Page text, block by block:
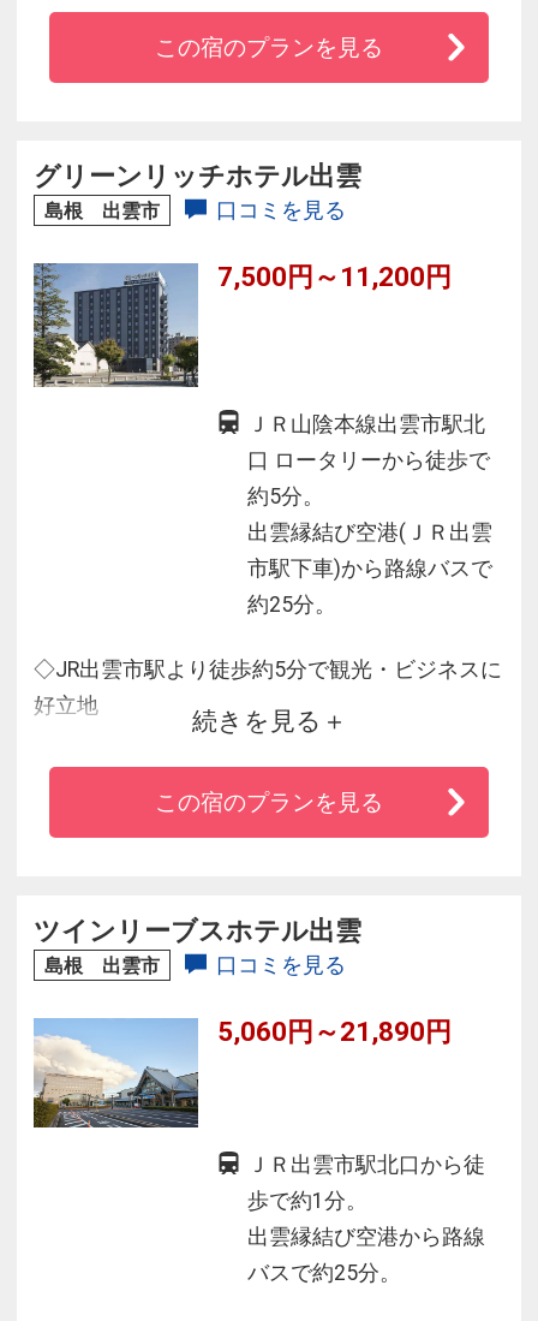
イキング
◇極上の癒し人口温泉大浴場が館内にございま
たオリジナルブランドの寝具を使用
◇全室WiFi完備
この宿のプランを見る
グリーンリッチホテル出雲
島根 出雲市 口コミを見る
7,500円～11,200円
ＪＲ山陰本線出雲市駅北
口 ロータリーから徒歩で
約5分。
出雲縁結び空港(ＪＲ出雲
市駅下車)から路線バスで
約25分。
◇JR出雲市駅より徒歩約5分で観光・ビジネスに
好立地
◇館内には男女別炭酸カルシウム人工温泉大浴
場・露天風呂がございます
◇旬の食材をふんだんに取り入れた和洋朝食バ
の寝具を使用し快適な眠りを追求
◇全客室有線LAN、無料Wi-Fi完備
続きを見る
この宿のプランを見る
ツインリーブスホテル出雲
島根 出雲市 口コミを見る
5,060円～21,890円
ＪＲ出雲市駅北口から徒
歩で約1分。
出雲縁結び空港から路線
バスで約25分。